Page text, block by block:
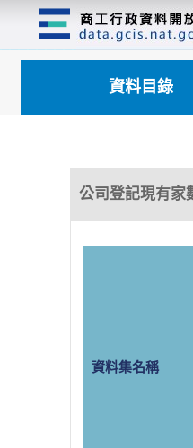
資料目錄
公司登記現有家
資料集名稱